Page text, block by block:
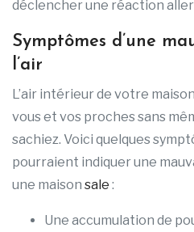
déclencher une réaction
Symptômes d’une
l’air
L’air intérieur de votre
vous et vos proches sans
sachiez. Voici quelques
pourraient indiquer une
une maison sale :
Une accumulation de